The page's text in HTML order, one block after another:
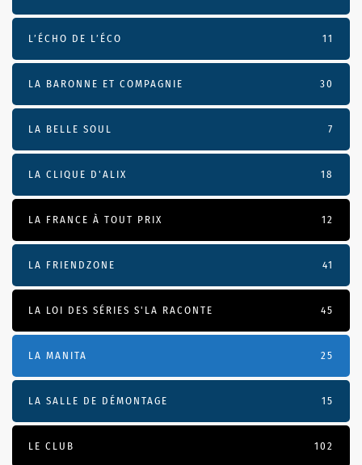
L’ÉCHO DE L’ÉCO 11
LA BARONNE ET COMPAGNIE 30
LA BELLE SOUL 7
LA CLIQUE D'ALIX 18
LA FRANCE À TOUT PRIX 12
LA FRIENDZONE 41
LA LOI DES SÉRIES S'LA RACONTE 45
LA MANITA 25
LA SALLE DE DÉMONTAGE 15
LE CLUB 102